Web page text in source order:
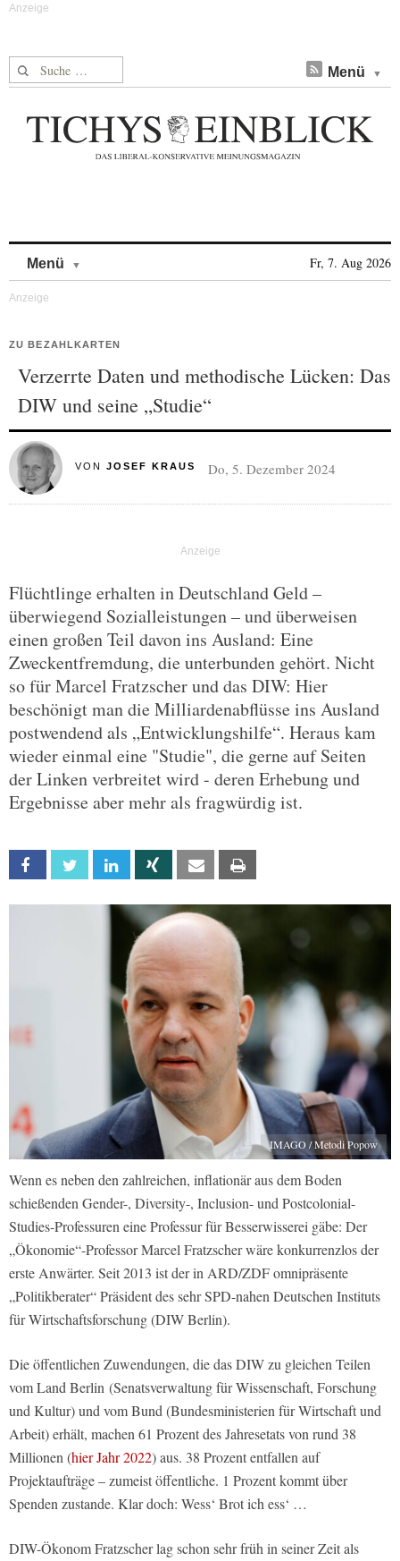
Suche nach: Menü
Menü Fr, 7. Aug 2026
ZU BEZAHLKARTEN
Verzerrte Daten und methodische Lücken: Das
DIW und seine „Studie“
VON JOSEF KRAUS Do, 5. Dezember 2024
Flüchtlinge erhalten in Deutschland Geld –
überwiegend Sozialleistungen – und überweisen
einen großen Teil davon ins Ausland: Eine
Zweckentfremdung, die unterbunden gehört. Nicht
so für Marcel Fratzscher und das DIW: Hier
beschönigt man die Milliardenabflüsse ins Ausland
postwendend als „Entwicklungshilfe“. Heraus kam
wieder einmal eine "Studie", die gerne auf Seiten
der Linken verbreitet wird - deren Erhebung und
Ergebnisse aber mehr als fragwürdig ist.
Facebook Twitter Linkedin Xing Email
IMAGO / Metodi Popow
Wenn es neben den zahlreichen, inflationär aus dem Boden
schießenden Gender-, Diversity-, Inclusion- und Postcolonial-
Studies-Professuren eine Professur für Besserwisserei gäbe: Der
„Ökonomie“-Professor Marcel Fratzscher wäre konkurrenzlos der
erste Anwärter. Seit 2013 ist der in ARD/ZDF omnipräsente
„Politikberater“ Präsident des sehr SPD-nahen Deutschen Instituts
für Wirtschaftsforschung (DIW Berlin).
Die öffentlichen Zuwendungen, die das DIW zu gleichen Teilen
vom Land Berlin (Senatsverwaltung für Wissenschaft, Forschung
und Kultur) und vom Bund (Bundesministerien für Wirtschaft und
Arbeit) erhält, machen 61 Prozent des Jahresetats von rund 38
Millionen (hier Jahr 2022) aus. 38 Prozent entfallen auf
Projektaufträge – zumeist öffentliche. 1 Prozent kommt über
Spenden zustande. Klar doch: Wess‘ Brot ich ess‘ …
DIW-Ökonom Fratzscher lag schon sehr früh in seiner Zeit als